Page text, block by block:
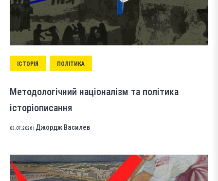
ІСТОРІЯ ПОЛІТИКА
Методологічний націоналізм та політика
історіописання
03.07.2026 Джордж Василев